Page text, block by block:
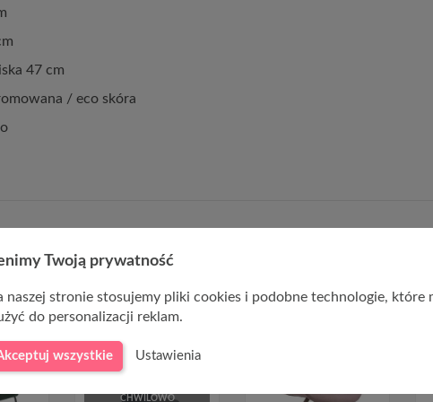
47 cm
/ eco skóra
CHWILOWO
Twoją prywatność
naszej stronie stosujemy pliki cookies i podobne technologie, które
do personalizacji reklam.
wszystkie Ustawienia